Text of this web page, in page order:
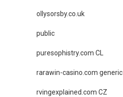
ollysorsby.co.uk
public
puresophistry.com CL
rarawin-casino.com generic
rvingexplained.com CZ